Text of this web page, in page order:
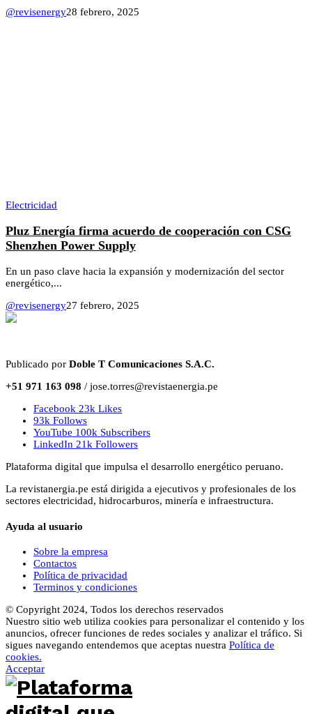
@revisenergy28 febrero, 2025
Electricidad
Pluz Energía firma acuerdo de cooperación con CSG
Shenzhen Power Supply
En un paso clave hacia la expansión y modernización del sector
energético,...
@revisenergy27 febrero, 2025
Publicado por Doble T Comunicaciones S.A.C.
+51 971 163 098 / jose.torres@revistaenergia.pe
Facebook 23k Likes
93k Follows
YouTube 100k Subscribers
LinkedIn 21k Followers
Plataforma digital que impulsa el desarrollo energético peruano.
La revistanergia.pe está dirigida a ejecutivos y profesionales de los
sectores electricidad, hidrocarburos, minería e infraestructura.
Ayuda al usuario
Sobre la empresa
Contactos
Política de privacidad
Terminos y condiciones
© Copyright 2024, Todos los derechos reservados
Nuestro sitio web utiliza cookies para personalizar el contenido y los
anuncios, ofrecer funciones de redes sociales y analizar el tráfico. Si
sigues navegando entendemos que aceptas nuestra Política de
cookies.
Acceptar